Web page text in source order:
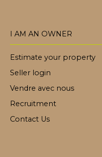
I AM AN OWNER
Estimate your property
Seller login
Vendre avec nous
Recruitment
Contact Us